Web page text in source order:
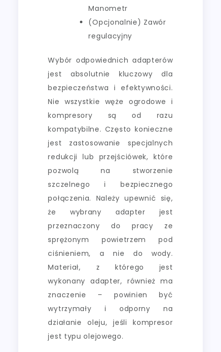
Manometr
(Opcjonalnie) Zawór
regulacyjny
Wybór odpowiednich adapterów
jest absolutnie kluczowy dla
bezpieczeństwa i efektywności.
Nie wszystkie węże ogrodowe i
kompresory są od razu
kompatybilne. Często konieczne
jest zastosowanie specjalnych
redukcji lub przejściówek, które
pozwolą na stworzenie
szczelnego i bezpiecznego
połączenia. Należy upewnić się,
że wybrany adapter jest
przeznaczony do pracy ze
sprężonym powietrzem pod
ciśnieniem, a nie do wody.
Materiał, z którego jest
wykonany adapter, również ma
znaczenie – powinien być
wytrzymały i odporny na
działanie oleju, jeśli kompresor
jest typu olejowego.